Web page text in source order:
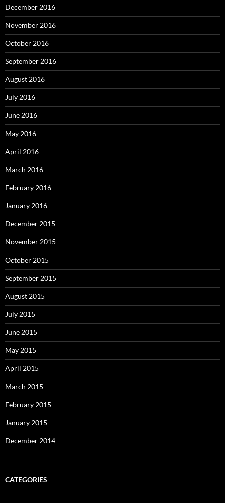
December 2016
November 2016
October 2016
September 2016
August 2016
July 2016
June 2016
May 2016
April 2016
March 2016
February 2016
January 2016
December 2015
November 2015
October 2015
September 2015
August 2015
July 2015
June 2015
May 2015
April 2015
March 2015
February 2015
January 2015
December 2014
CATEGORIES